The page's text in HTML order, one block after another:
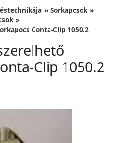
Sorkapcsok
Conta-Clip 1050.2
Clip 1050.2